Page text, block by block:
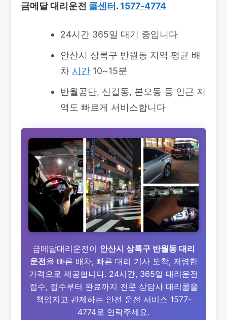
금메달 대리운전 콜센터 .1577-4774
24시간 365일 대기 중입니다
안산시 상록구 반월동 지역 평균 배
차 시간10~15분
반월공단, 신길동, 본오동 등 인근 지
역도 빠르게 서비스합니다
금메달대리운전이 안산시 상록구 반월동 대리
운전을 빠른 배차, 빠른 대리 기사 도착, 저렴한
가격으로 제공합니다. 24시간, 365일 대리운전
접수, 접수부터 완료까지 전문 상담사 대리콜을
책임지고 관제하는 안전 운전 서비스 1577-
4774로 연락주세요.